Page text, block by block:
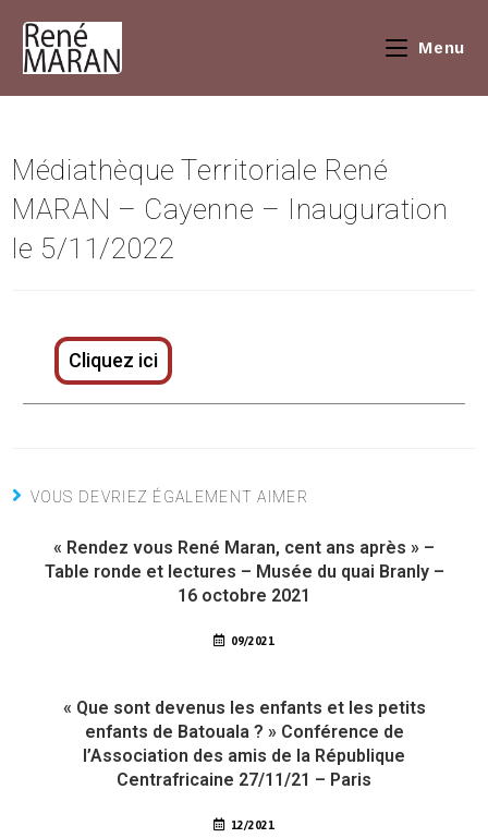
Menu
Médiathèque Territoriale René
MARAN – Cayenne – Inauguration
le 5/11/2022
Cliquez ici
VOUS DEVRIEZ ÉGALEMENT AIMER
« Rendez vous René Maran, cent ans après » –
Table ronde et lectures – Musée du quai Branly –
16 octobre 2021
09/2021
« Que sont devenus les enfants et les petits
enfants de Batouala ? » Conférence de
l’Association des amis de la République
Centrafricaine 27/11/21 – Paris
12/2021